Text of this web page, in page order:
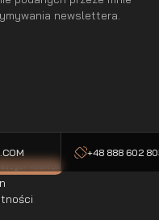
newslettera.
+48 888 602